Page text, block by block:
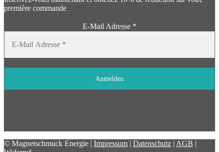
première commande
E-Mail Adresse *
© Magnetschmuck Energie | Impressum | Datenschutz | AGB |